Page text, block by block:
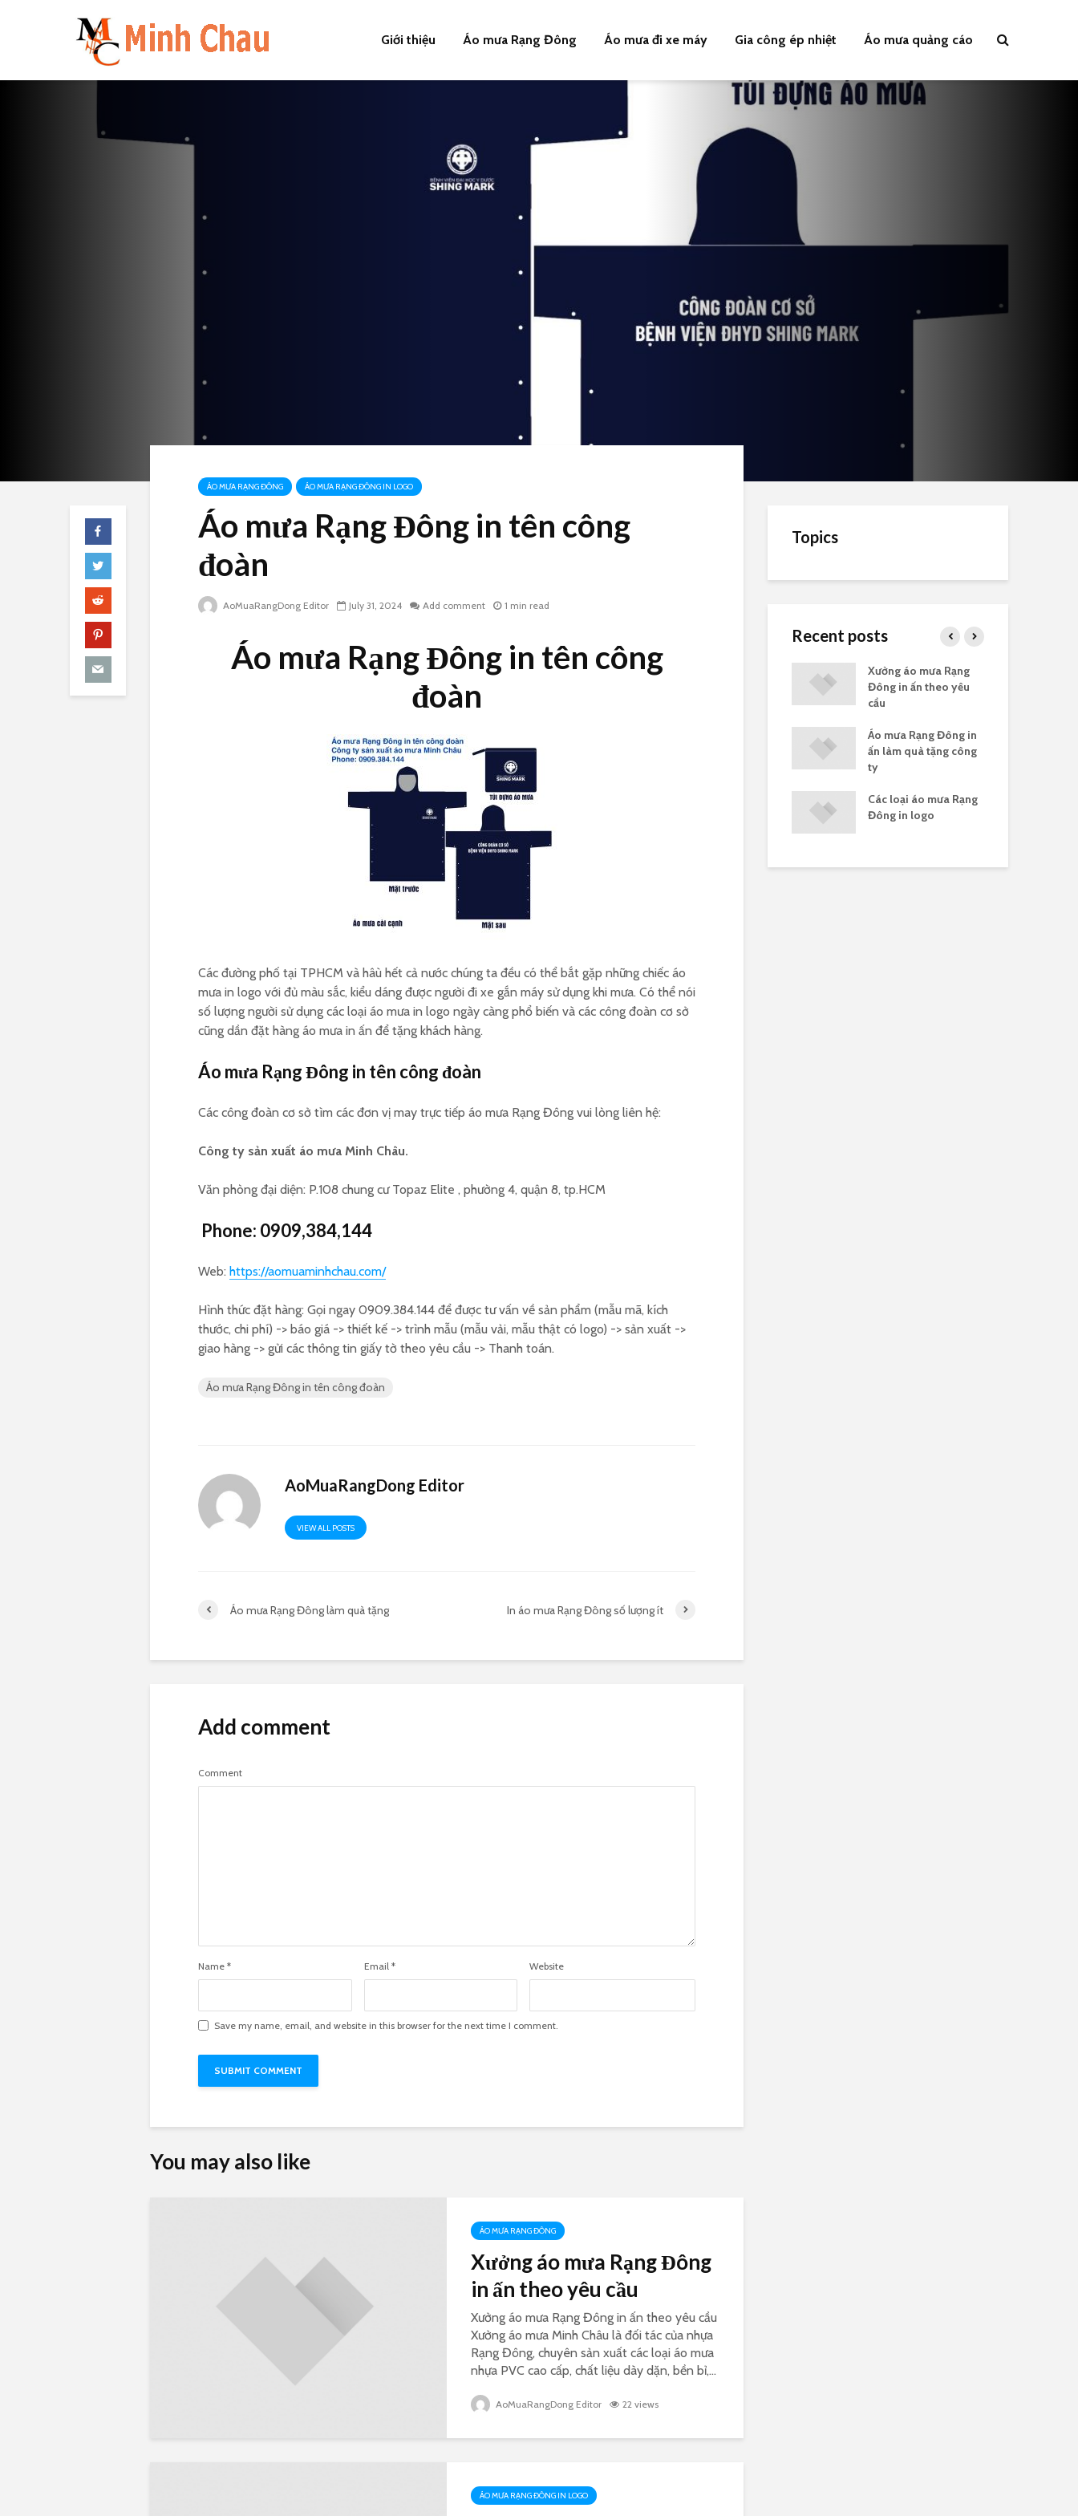
Giới thiệu Áo mưa Rạng Đông Áo mưa đi xe máy Gia công ép nhiệt Áo mưa quảng cáo
ÁO MƯA RẠNG ĐÔNG ÁO MƯA RẠNG ĐÔNG IN LOGO
Áo mưa Rạng Đông in tên công
đoàn
AoMuaRangDong Editor July 31, 2024 Add comment 1 min read
Áo mưa Rạng Đông in tên công
đoàn
Các đường phố tại TPHCM và hâù hết cả nước chúng ta đều có thể bắt gặp những chiếc áo
mưa in logo với đủ màu sắc, kiểu dáng được người đi xe gắn máy sử dụng khi mưa. Có thể nói
số lượng người sử dụng các loại áo mưa in logo ngày càng phổ biến và các công đoàn cơ sở
cũng dần đặt hàng áo mưa in ấn để tặng khách hàng.
Áo mưa Rạng Đông in tên công đoàn
Các công đoàn cơ sở tìm các đơn vị may trực tiếp áo mưa Rạng Đông vui lòng liên hệ:
Công ty sản xuất áo mưa Minh Châu.
Văn phòng đại diện: P.108 chung cư Topaz Elite , phường 4, quận 8, tp.HCM
Phone: 0909,384,144
Web: https://aomuaminhchau.com/
Hình thức đặt hàng: Gọi ngay 0909.384.144 để được tư vấn về sản phẩm (mẫu mã, kích
thước, chi phí) -> báo giá -> thiết kế -> trình mẫu (mẫu vải, mẫu thật có logo) -> sản xuất ->
giao hàng -> gửi các thông tin giấy tờ theo yêu cầu -> Thanh toán.
Áo mưa Rạng Đông in tên công đoàn
AoMuaRangDong Editor
VIEW ALL POSTS
Áo mưa Rạng Đông làm quà tặng In áo mưa Rạng Đông số lượng ít
Add comment
Comment
Name * Email * Website
Save my name, email, and website in this browser for the next time I comment.
You may also like
ÁO MƯA RẠNG ĐÔNG
Xưởng áo mưa Rạng Đông
in ấn theo yêu cầu
Xưởng áo mưa Rạng Đông in ấn theo yêu cầu
Xưởng áo mưa Minh Châu là đối tác của nhựa
Rạng Đông, chuyên sản xuất các loại áo mưa
nhựa PVC cao cấp, chất liệu dày dặn, bền bỉ,...
AoMuaRangDong Editor 22 views
ÁO MƯA RẠNG ĐÔNG IN LOGO
Topics
Recent posts
Gia công túi nhựa pvc
Rạng Đông
Áo mưa Rạng Đông
công ty xổ số
Xưởng áo mưa Rạng
Đông in ấn theo yêu
cầu
Áo mưa Rạng Đông in
ấn làm quà tặng công
ty
Các loại áo mưa Rạng
Đông in logo